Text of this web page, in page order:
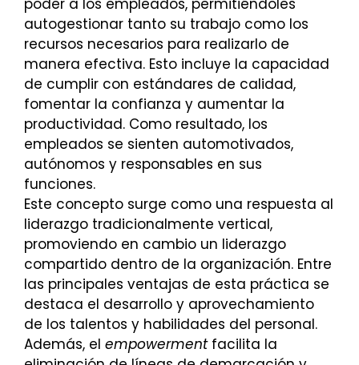
poder a los empleados, permitiéndoles
autogestionar tanto su trabajo como los
recursos necesarios para realizarlo de
manera efectiva. Esto incluye la capacidad
de cumplir con estándares de calidad,
fomentar la confianza y aumentar la
productividad. Como resultado, los
empleados se sienten automotivados,
autónomos y responsables en sus
funciones.
Este concepto surge como una respuesta al
liderazgo tradicionalmente vertical,
promoviendo en cambio un liderazgo
compartido dentro de la organización. Entre
las principales ventajas de esta práctica se
destaca el desarrollo y aprovechamiento
de los talentos y habilidades del personal.
Además, el empowermentfacilita la